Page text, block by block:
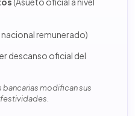
remunerado)
descanso oficial del
bancarias modifican sus